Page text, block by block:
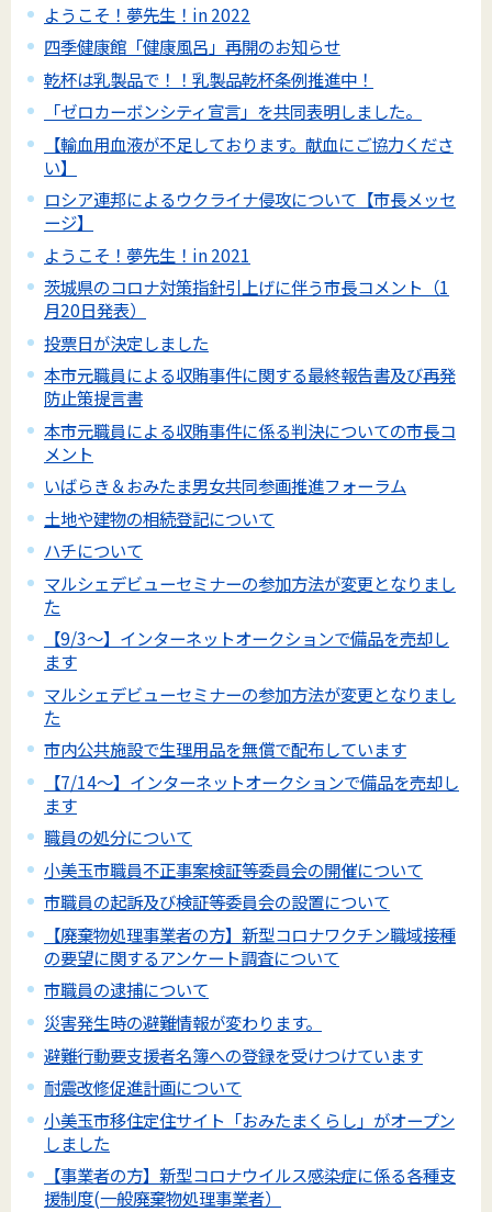
ようこそ！夢先生！in 2022
四季健康館「健康風呂」再開のお知らせ
乾杯は乳製品で！！乳製品乾杯条例推進中！
「ゼロカーボンシティ宣言」を共同表明しました。
【輸血用血液が不足しております。献血にご協力くださ
い】
ロシア連邦によるウクライナ侵攻について【市長メッセ
ージ】
ようこそ！夢先生！in 2021
茨城県のコロナ対策指針引上げに伴う市長コメント（1
月20日発表）
投票日が決定しました
本市元職員による収賄事件に関する最終報告書及び再発
防止策提言書
本市元職員による収賄事件に係る判決についての市長コ
メント
いばらき＆おみたま男女共同参画推進フォーラム
土地や建物の相続登記について
ハチについて
マルシェデビューセミナーの参加方法が変更となりまし
た
【9/3～】インターネットオークションで備品を売却し
ます
マルシェデビューセミナーの参加方法が変更となりまし
た
市内公共施設で生理用品を無償で配布しています
【7/14～】インターネットオークションで備品を売却し
ます
職員の処分について
小美玉市職員不正事案検証等委員会の開催について
市職員の起訴及び検証等委員会の設置について
【廃棄物処理事業者の方】新型コロナワクチン職域接種
の要望に関するアンケート調査について
市職員の逮捕について
災害発生時の避難情報が変わります。
避難行動要支援者名簿への登録を受けつけています
耐震改修促進計画について
小美玉市移住定住サイト「おみたまくらし」がオープン
しました
【事業者の方】新型コロナウイルス感染症に係る各種支
援制度(一般廃棄物処理事業者）